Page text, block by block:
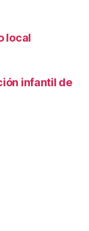
local
infantil de